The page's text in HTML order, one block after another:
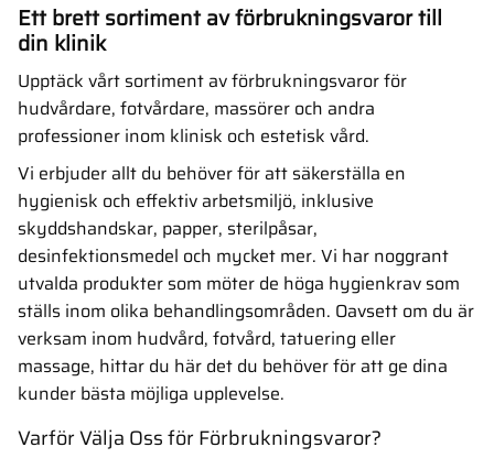
Ett brett sortiment av förbrukningsvaror till
din klinik
Upptäck vårt sortiment av förbrukningsvaror för
hudvårdare, fotvårdare, massörer och andra
professioner inom klinisk och estetisk vård.
Vi erbjuder allt du behöver för att säkerställa en
hygienisk och effektiv arbetsmiljö, inklusive
skyddshandskar, papper, sterilpåsar,
desinfektionsmedel och mycket mer. Vi har noggrant
utvalda produkter som möter de höga hygienkrav som
ställs inom olika behandlingsområden. Oavsett om du är
verksam inom hudvård, fotvård, tatuering eller
massage, hittar du här det du behöver för att ge dina
kunder bästa möjliga upplevelse.
Varför Välja Oss för Förbrukningsvaror?